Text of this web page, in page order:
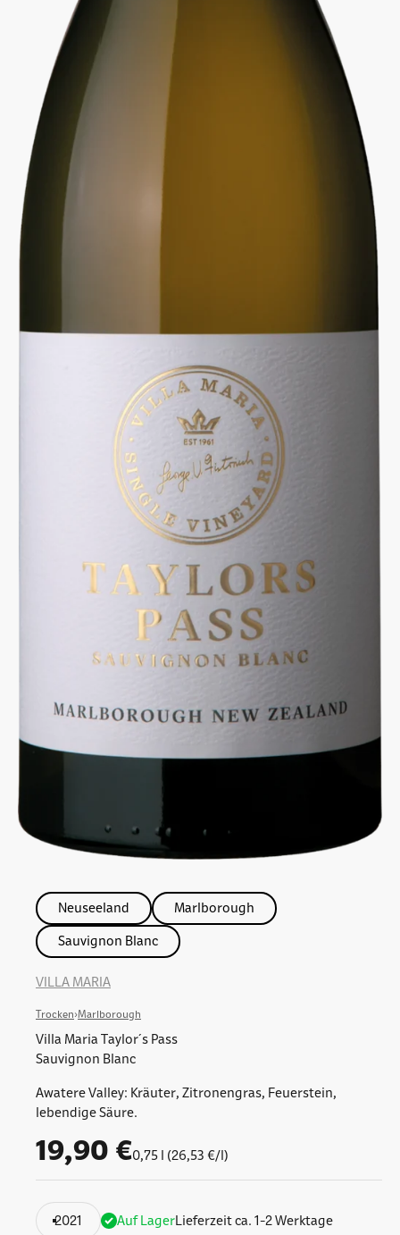
Neuseeland Marlborough
Sauvignon Blanc
VILLA MARIA
Trocken›Marlborough
Villa Maria Taylor´s Pass
Sauvignon Blanc
Awatere Valley: Kräuter, Zitronengras, Feuerstein,
lebendige Säure.
Angebot
19,90 €0,75 l (26,53 €/l)
2021 Auf Lager Lieferzeit ca. 1-2 Werktage